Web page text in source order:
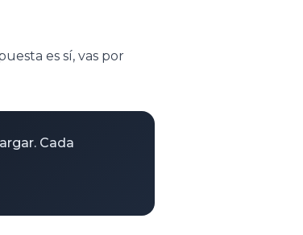
es sí, vas por
Cada